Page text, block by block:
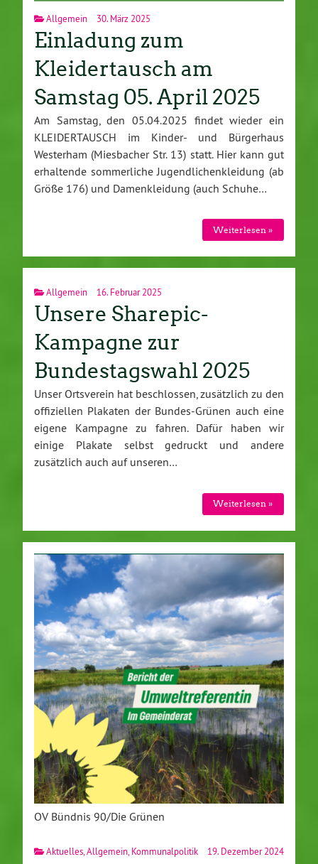
Allgemein 30. März 2025
Einladung zum
Kleidertausch am
Samstag 05. April 2025
Am Samstag, den 05.04.2025 findet wieder ein
KLEIDERTAUSCH im Kinder- und Bürgerhaus
Westerham (Miesbacher Str. 13) statt. Hier kann gut
erhaltende sommerliche Jugendlichenkleidung (ab
Größe 176) und Damenkleidung (auch Schuhe…
Weiterlesen »
Allgemein 16. Februar 2025
Unsere Sharepic-
Kampagne zur
Bundestagswahl 2025
Unser Ortsverein hat beschlossen, zusätzlich zu den
offiziellen Plakaten der Bundes-Grünen auch eine
eigene Kampagne zu fahren. Dafür haben wir
einige Plakate selbst gedruckt und andere
zusätzlich auch auf unseren…
Weiterlesen »
OV Bündnis 90/Die Grünen
Aktuelles Allgemein Kommunalpolitik 19. Dezember 2024